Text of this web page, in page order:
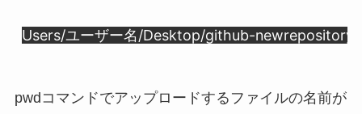
Users/ユーザー名/Desktop/github-newrepository
pwdコマンドでアップロードするファイルの名前が